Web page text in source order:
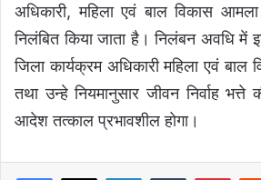
अधिकारी, महिला एवं बाल विकास
निलंबित किया जाता है। निलंबन अवधि में
जिला कार्यक्रम अधिकारी महिला एवं बाल
तथा उन्हे नियमानुसार जीवन निर्वाह
आदेश तत्काल प्रभावशील होगा।